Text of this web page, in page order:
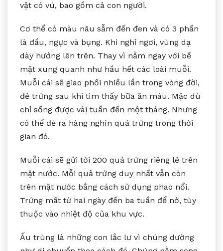
vật có vú, bao gồm cả con người.
Cơ thể có màu nâu sẫm đến đen và có 3 phần
là đầu, ngực và bụng. Khi nghỉ ngơi, vùng dạ
dày hướng lên trên. Thay vì nằm ngay với bề
mặt xung quanh như hầu hết các loài muỗi.
Muỗi cái sẽ giao phối nhiều lần trong vòng đời,
đẻ trứng sau khi tìm thấy bữa ăn máu. Mặc dù
chỉ sống được vài tuần đến một tháng. Nhưng
có thể đẻ ra hàng nghìn quả trứng trong thời
gian đó.
Muỗi cái sẽ gửi tới 200 quả trứng riêng lẻ trên
mặt nước. Mỗi quả trứng duy nhất vẫn còn
trên mặt nước bằng cách sử dụng phao nổi.
Trứng mất từ hai ngày đến ba tuần để nở, tùy
thuộc vào nhiệt độ của khu vực.
Ấu trùng là những con lắc lư vì chúng dường